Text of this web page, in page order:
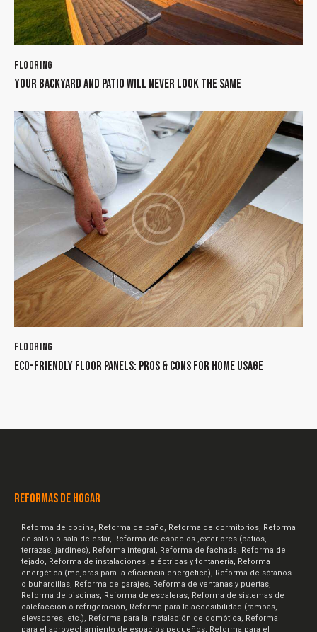
FLOORING
YOUR BACKYARD AND PATIO WILL NEVER LOOK THE SAME
FLOORING
ECO-FRIENDLY FLOOR PANELS: PROS & CONS FOR HOME USAGE
REFORMAS DE HOGAR
Reforma de cocina, Reforma de baño, Reforma de dormitorios, Reforma
de salón o sala de estar, Reforma de espacios ,exteriores (patios,
terrazas, jardines), Reforma integral, Reforma de fachada, Reforma de
tejado, Reforma de instalaciones ,eléctricas y fontanería, Reforma
energética (mejoras para la eficiencia energética), Reforma de sótanos
o buhardillas, Reforma de garajes, Reforma de ventanas y puertas,
Reforma de piscinas, Reforma de escaleras, Reforma de sistemas de
calefacción o refrigeración, Reforma para la accesibilidad (rampas,
elevadores, etc.), Reforma para la instalación de domótica, Reforma
para el aprovechamiento de espacios pequeños, Reforma para el